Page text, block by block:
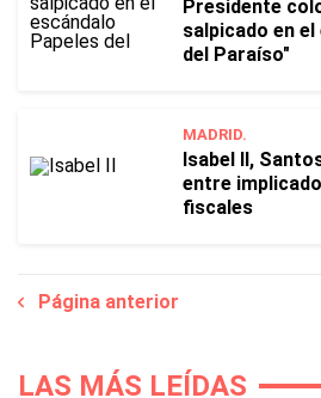
Presidente
salpicado en
del Paraíso"
MADRID.
Isabel II,
entre
fiscales
Página anterior
LAS MÁS LEÍDAS